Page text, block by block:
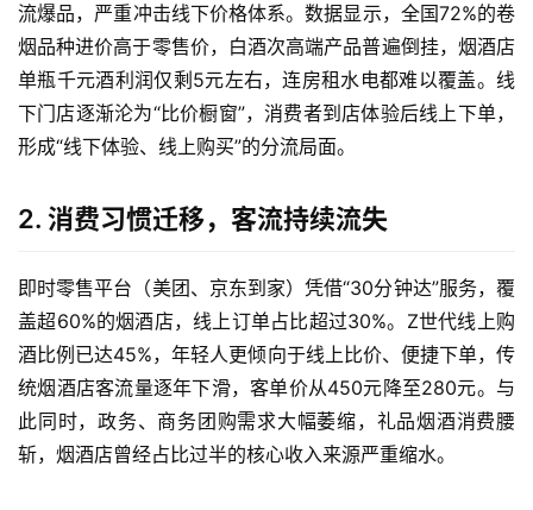
流爆品，严重冲击线下价格体系。数据显示，全国72%的卷
烟品种进价高于零售价，白酒次高端产品普遍倒挂，烟酒店
单瓶千元酒利润仅剩5元左右，连房租水电都难以覆盖。线
下门店逐渐沦为“比价橱窗”，消费者到店体验后线上下单，
形成“线下体验、线上购买”的分流局面。
2. 消费习惯迁移，客流持续流失
即时零售平台（美团、京东到家）凭借“30分钟达”服务，覆
盖超60%的烟酒店，线上订单占比超过30%。Z世代线上购
酒比例已达45%，年轻人更倾向于线上比价、便捷下单，传
统烟酒店客流量逐年下滑，客单价从450元降至280元。与
此同时，政务、商务团购需求大幅萎缩，礼品烟酒消费腰
斩，烟酒店曾经占比过半的核心收入来源严重缩水。